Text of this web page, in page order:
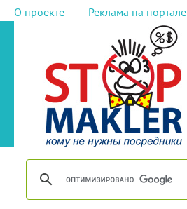
О проекте Реклама на портале